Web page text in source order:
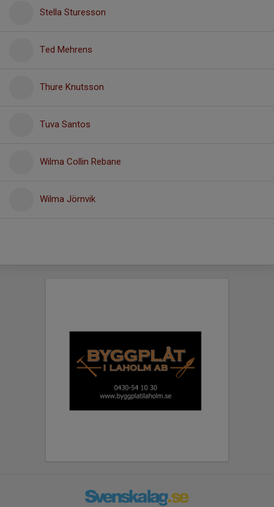
Stella Sturesson
Ted Mehrens
Thure Knutsson
Tuva Santos
Wilma Collin Rebane
Wilma Jörnvik